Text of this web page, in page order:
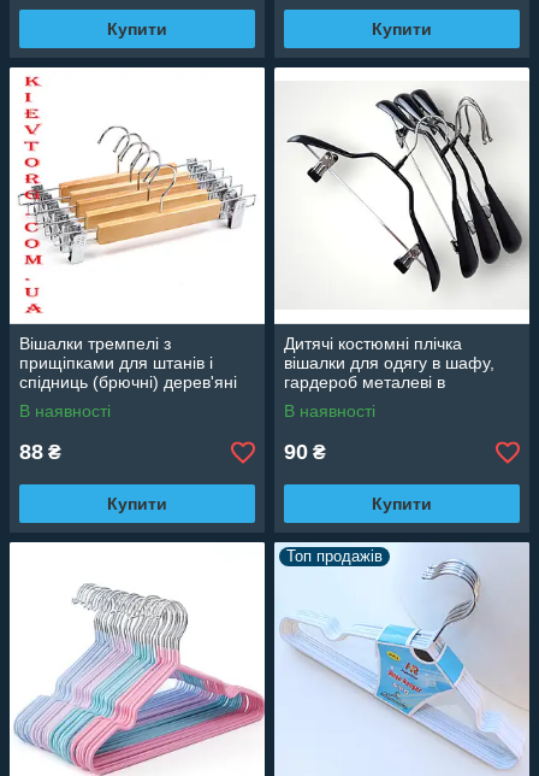
Купити Купити
Вішалки тремпелі з
прищіпками для штанів і
спідниць (брючні) дерев'яні
для будинку і магазину, 33 см
В наявності
88 ₴
Купити
Дитячі костюмні плічка
вішалки для одягу в шафу,
гардероб металеві в
силіконовому покритті, 33 см
В наявності
90 ₴
Купити
Топ продажів